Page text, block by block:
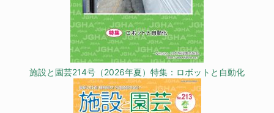
施設と園芸214号（2026年夏）特集：ロボットと自動化